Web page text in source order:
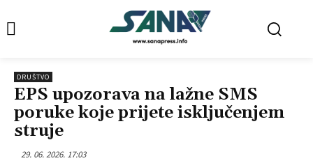
DRUŠTVO
EPS upozorava na lažne SMS
poruke koje prijete isključenjem
struje
29. 06. 2026. 17:03